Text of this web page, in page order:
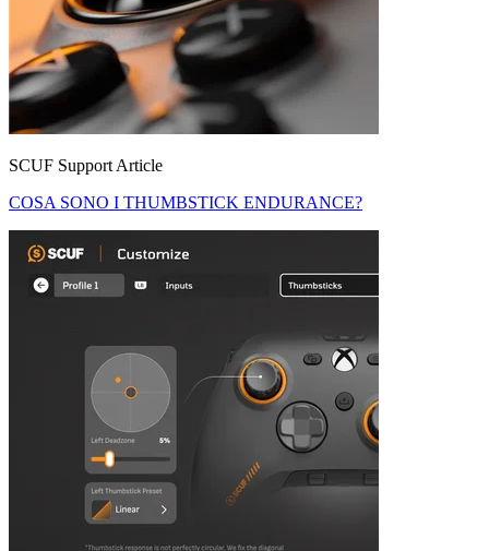
SCUF Support Article
COSA SONO I THUMBSTICK ENDURANCE?